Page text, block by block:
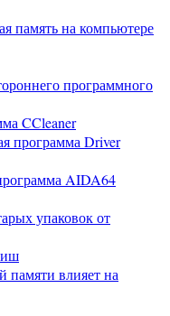
память на компьютере
программного
CCleaner
программа Driver
AIDA64
упаковок от
памяти влияет на